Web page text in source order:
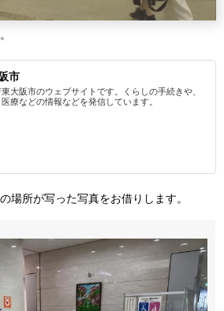
市
大阪市のウェブサイトです。くらしの手続きや、
療などの情報などを発信しています。
場所が写った写真をお借りします。